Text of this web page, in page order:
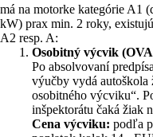
má na motorke kategórie A1
kW) prax min. 2 roky,
A2 resp. A:
Osobitný výcvik
Po absolvovaní
výučby vydá autoškola
osobitného výcviku“.
inšpektorátu čaká žiak
Cena výcviku: podľa